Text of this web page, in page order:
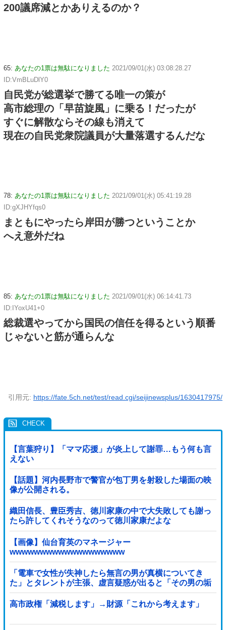
200議席減とかありえるのか？
65: あなたの1票は無駄になりました 2021/09/01(水) 03:08:28.27
ID:VmBLuDlY0
自民党が総選挙で勝てる唯一の策が
高市総理の「早苗旋風」に乗る！だったが
すぐに解散ならその線も消えて
現在の自民党衆院議員が大量落選するんだな
78: あなたの1票は無駄になりました 2021/09/01(水) 05:41:19.28
ID:gXJHYfqs0
まともにやったら岸田が勝つということか
へえ意外だね
85: あなたの1票は無駄になりました 2021/09/01(水) 06:14:41.73
ID:IYoxU41+0
総裁選やってから国民の信任を得るという順番
じゃないと筋が通らんな
引用元: https://fate.5ch.net/test/read.cgi/seijinewsplus/1630417975/
【言葉狩り】「ママ応援」が炎上して謝罪…もう何も言
えない
【話題】河内長野市で警官が包丁男を射殺した場面の映
像が公開される。
織田信長、豊臣秀吉、徳川家康の中で大失敗しても謝っ
たら許してくれそうなのって徳川家康だよな
【画像】仙台育英のマネージャー
wwwwwwwwwwwwwwwwwww
「電車で女性が失神したら無言の男が真横についてき
た」とタレントが主張、虚言疑惑が出ると「その男の垢
を発見した」と追加主張するも……他
高市政権「減税します」→財源「これから考えます」